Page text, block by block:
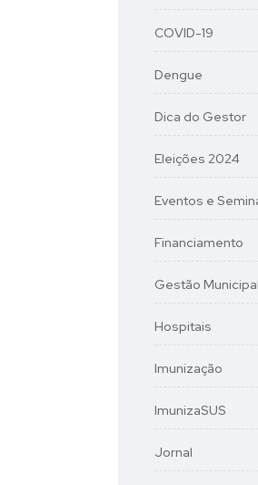
COVID-19
Dengue
Dica do Gestor
Eleições 2024
Eventos e
Financiamento
Gestão Municipal
Hospitais
Imunização
ImunizaSUS
Jornal